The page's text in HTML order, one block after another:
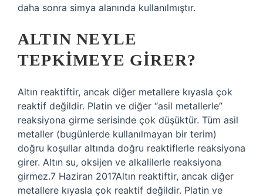
daha sonra simya alanında kullanılmıştır.
ALTIN NEYLE
TEPKIMEYE GIRER?
Altın reaktiftir, ancak diğer metallere kıyasla çok
reaktif değildir. Platin ve diğer “asil metallerle”
reaksiyona girme serisinde çok düşüktür. Tüm asil
metaller (bugünlerde kullanılmayan bir terim)
doğru koşullar altında doğru reaktiflerle reaksiyona
girer. Altın su, oksijen ve alkalilerle reaksiyona
girmez.7 Haziran 2017Altın reaktiftir, ancak diğer
metallere kıyasla çok reaktif değildir. Platin ve